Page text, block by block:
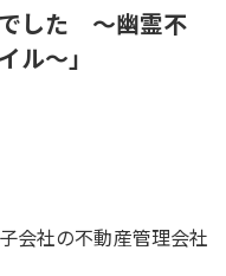
でした ～幽霊不
ル～」
会社の不動産管理会社